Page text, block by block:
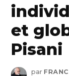
et
Pisani
par